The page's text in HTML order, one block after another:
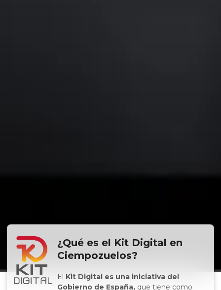
¿Qué es el Kit Digital en
Ciempozuelos?
El Kit Digital es una iniciativa del
Gobierno de España, que tiene como